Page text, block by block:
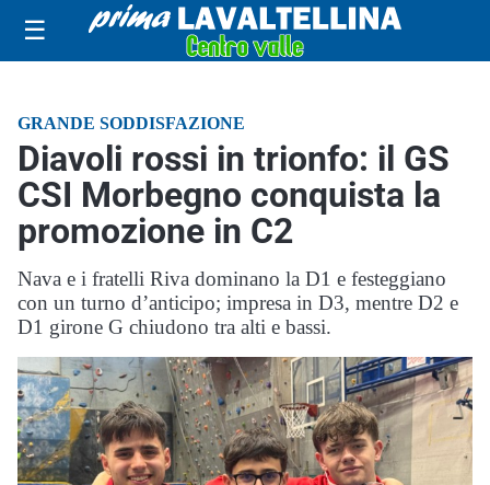
☰
GRANDE SODDISFAZIONE
Diavoli rossi in trionfo: il GS
CSI Morbegno conquista la
promozione in C2
Nava e i fratelli Riva dominano la D1 e festeggiano
con un turno d’anticipo; impresa in D3, mentre D2 e
D1 girone G chiudono tra alti e bassi.